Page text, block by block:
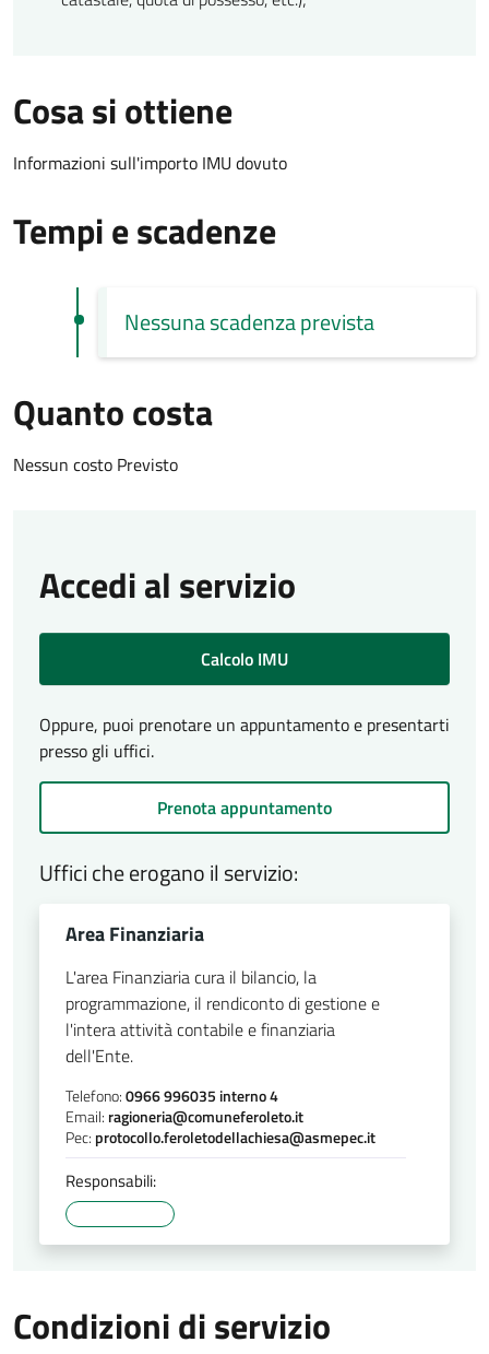
Cosa si ottiene
Informazioni sull'importo IMU dovuto
Tempi e scadenze
Nessuna scadenza prevista
Quanto costa
Nessun costo Previsto
Accedi al servizio
Calcolo IMU
Oppure, puoi prenotare un appuntamento e presentarti
presso gli uffici.
Prenota appuntamento
Uffici che erogano il servizio:
Area Finanziaria
L'area Finanziaria cura il bilancio, la
programmazione, il rendiconto di gestione e
l'intera attività contabile e finanziaria
dell'Ente.
Telefono:0966 996035 interno 4
Email: ragioneria@comuneferoleto.it
Pec: protocollo.feroletodellachiesa@asmepec.it
Responsabili:
Condizioni di servizio